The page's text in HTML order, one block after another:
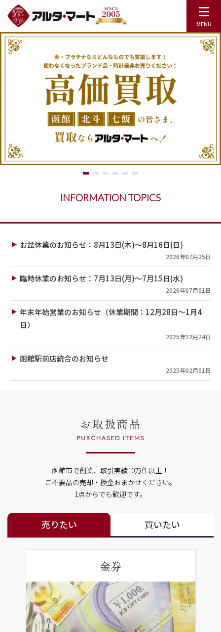
INFORMATION TOPICS
お盆休業のお知らせ：8月13日(木)～8月16日(日)
2026年07月25日
臨時休業のお知らせ：7月13日(月)～7月15日(水)
2026年07月01日
年末年始営業のお知らせ（休業期間：12月28日～1月4
日）
2025年12月24日
函館駅前店統合のお知らせ
2025年02月01日
お取扱商品
PURCHASED ITEMS
函館市で創業、取引実績10万件以上！
ご不要品の売却・換金おまかせください。
1点からでも歓迎です。
売りたい 買いたい
金券